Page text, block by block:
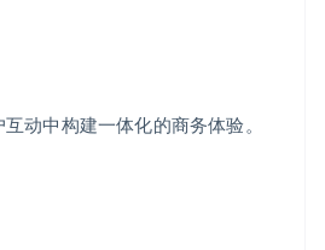
动中构建一体化的商务体验。